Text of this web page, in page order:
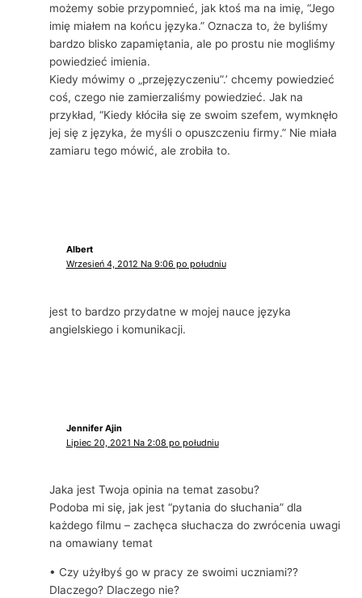
możemy sobie przypomnieć, jak ktoś ma na imię, “Jego
imię miałem na końcu języka.” Oznacza to, że byliśmy
bardzo blisko zapamiętania, ale po prostu nie mogliśmy
powiedzieć imienia.
Kiedy mówimy o „przejęzyczeniu”.’ chcemy powiedzieć
coś, czego nie zamierzaliśmy powiedzieć. Jak na
przykład, “Kiedy kłóciła się ze swoim szefem, wymknęło
jej się z języka, że ​​myśli o opuszczeniu firmy.” Nie miała
zamiaru tego mówić, ale zrobiła to.
Albert
Wrzesień 4, 2012 Na 9:06 po południu
jest to bardzo przydatne w mojej nauce języka
angielskiego i komunikacji.
Jennifer Ajin
Lipiec 20, 2021 Na 2:08 po południu
Jaka jest Twoja opinia na temat zasobu?
Podoba mi się, jak jest “pytania do słuchania” dla
każdego filmu – zachęca słuchacza do zwrócenia uwagi
na omawiany temat
• Czy użyłbyś go w pracy ze swoimi uczniami??
Dlaczego? Dlaczego nie?